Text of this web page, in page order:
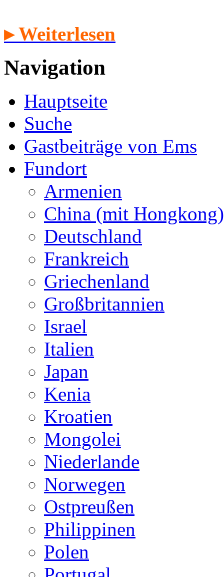
▸ Weiterlesen
Navigation
Hauptseite
Suche
Gastbeiträge von Ems
Fundort
Armenien
China (mit Hongkong)
Deutschland
Frankreich
Griechenland
Großbritannien
Israel
Italien
Japan
Kenia
Kroatien
Mongolei
Niederlande
Norwegen
Ostpreußen
Philippinen
Polen